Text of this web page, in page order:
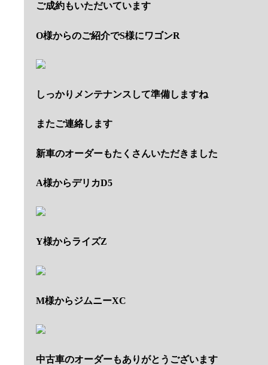
ご成約もいただいています
O様からのご紹介でS様にワゴンR
しっかりメンテナンスして準備しますね
またご連絡します
新車のオーダーもたくさんいただきました
A様からデリカD5
Y様からライズZ
M様からジムニーXC
中古車のオーダーもありがとうございます